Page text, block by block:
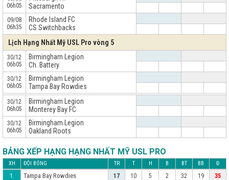
06h05
Sacramento
09/08
06h35
Rhode Island FC
CS Switchbacks
Lịch Hạng Nhất Mỹ USL Pro vòng 5
30/12
06h05
Birmingham Legion
Ch. Battery
30/12
06h05
Birmingham Legion
Tampa Bay Rowdies
x
30/12
06h05
Birmingham Legion
Monterey Bay FC
30/12
06h05
Birmingham Legion
Oakland Roots
BẢNG XẾP HẠNG HẠNG NHẤT MỸ USL PRO
XH ĐỘI BÓNG TR T H B BT BB Đ
1. Tampa Bay Rowdies 17 10 5 2 32 19
35